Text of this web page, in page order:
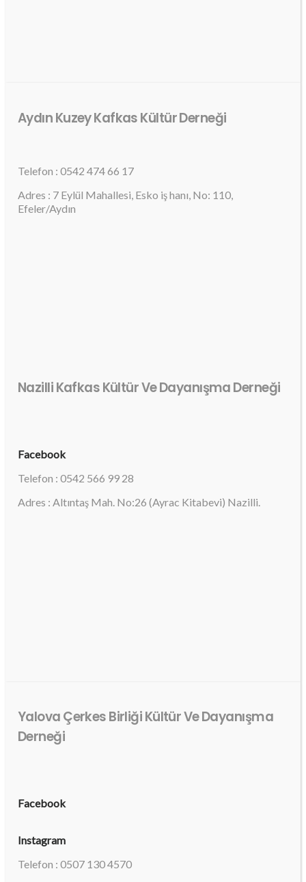
Aydın Kuzey Kafkas Kültür Derneği
Telefon : 0542 474 66 17
Adres : 7 Eylül Mahallesi, Esko iş hanı, No: 110,
Efeler/Aydın
Nazilli Kafkas Kültür Ve Dayanışma Derneği
Facebook
Telefon : 0542 566 99 28
Adres : Altıntaş Mah. No:26 (Ayrac Kitabevi) Nazilli.
Yalova Çerkes Birliği Kültür Ve Dayanışma
Derneği
Facebook
Instagram
Telefon : 0507 130 4570